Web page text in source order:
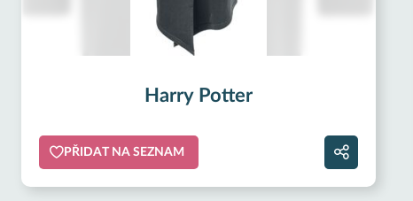
Harry Potter
PŘIDAT NA SEZNAM